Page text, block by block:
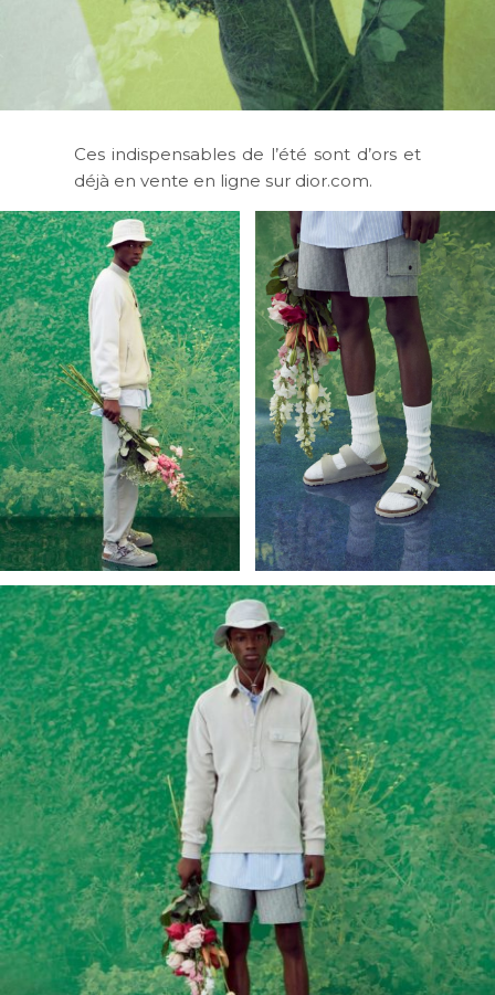
Ces indispensables de l’été sont d’ors et
déjà en vente en ligne sur dior.com.